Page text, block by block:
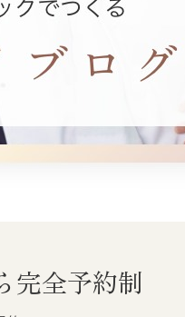
完全予約制